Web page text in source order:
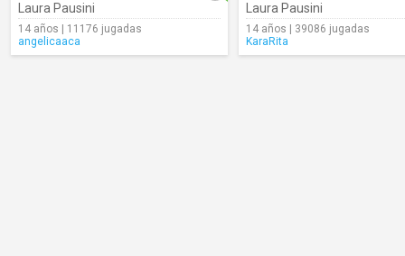
Laura Pausini
14 años | 11176 jugadas
angelicaaca
Laura Pausini
14 años | 39086 jugadas
KaraRita